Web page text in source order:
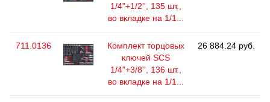
1/4"+1/2'', 135 шт.,
во вкладке на 1/1...
711.0136
Комплект торцовых
ключей SCS
1/4"+3/8'', 136 шт.,
во вкладке на 1/1...
26 884.24 руб.